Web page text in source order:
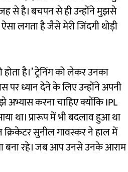
से है। बचपन से ही उन्होंने मुझसे
लगता है जैसे मेरी जिंदगी थोड़ी
है।’ ट्रेनिंग को लेकर उनका
पर ध्यान देने के लिए उन्होंने अपनी
अभ्यास करना चाहिए क्योंकि IPL
था। प्रारूप में भी बदलाव हुआ था
सुनील गावस्कर ने हाल में
बना रहे। जब आप उनसे उनके आराम